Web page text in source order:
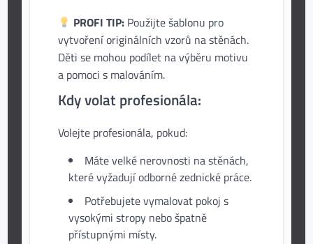
PROFI TIP: Použijte šablonu pro
vytvoření originálních vzorů na stěnách.
Děti se mohou podílet na výběru motivu
a pomoci s malováním.
Kdy volat profesionála:
Volejte profesionála, pokud:
Máte velké nerovnosti na stěnách,
které vyžadují odborné zednické práce.
Potřebujete vymalovat pokoj s
vysokými stropy nebo špatně
přístupnými místy.